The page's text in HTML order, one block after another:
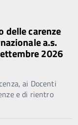
delle carenze
a.s.
2026
ai Docenti
e di rientro